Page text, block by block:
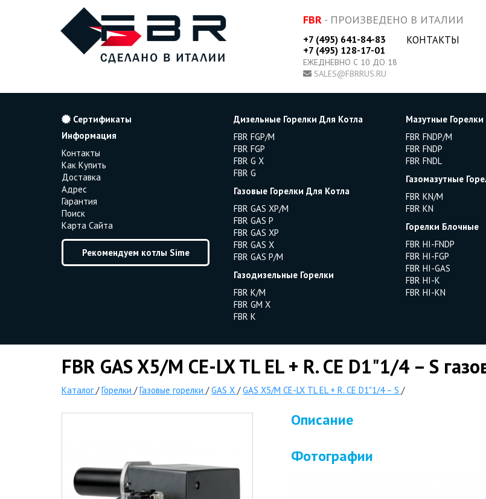
FBR- ПРОИЗВЕДЕНО В ИТАЛИИ
+7 (495) 641-84-83
+7 (495) 128-17-01
ЕЖЕДНЕВНО С 10 ДО 18
SALES@FBRRUS.RU
КОНТАКТЫ
Сертификаты
Информация
Контакты
Как Купить
Доставка
Адрес
Гарантия
Поиск
Карта Сайта
Рекомендуем котлы Sime
Дизельные Горелки Для Котла
FBR FGP/M
FBR FGP
FBR G X
FBR G
Газовые Горелки Для Котла
FBR GAS XP/M
FBR GAS P
FBR GAS XP
FBR GAS X
FBR GAS P/M
Газодизельные Горелки
FBR K/M
FBR GM X
FBR K
Мазутные Горелки
FBR FNDP/M
FBR FNDP
FBR FNDL
Газомазутные
FBR KN/M
FBR KN
Горелки Блочные
FBR HI-FNDP
FBR HI-FGP
FBR HI-GAS
FBR HI-K
FBR HI-KN
FBR GAS X5/M CE-LX TL EL + R. CE D1"1/4 – S
Каталог /Горелки /Газовые горелки /GAS X /GAS X5/M CE-LX TL EL + R. CE D1"1/4 – S /
Описание
Фотографии